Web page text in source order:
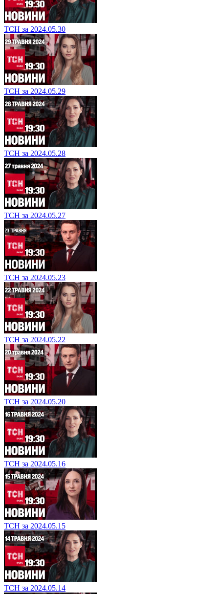
ТСН за 2024.05.30
ТСН за 2024.05.29
ТСН за 2024.05.28
ТСН за 2024.05.27
ТСН за 2024.05.23
ТСН за 2024.05.22
ТСН за 2024.05.20
ТСН за 2024.05.16
ТСН за 2024.05.15
ТСН за 2024.05.14